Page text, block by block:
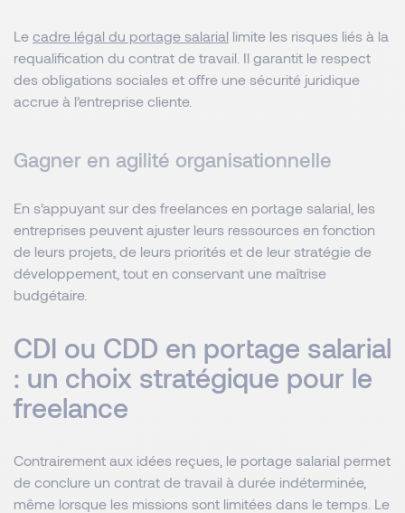
Le cadre légal du portage salarial limite les risques liés à la
requalification du contrat de travail. Il garantit le respect
des obligations sociales et offre une sécurité juridique
accrue à l’entreprise cliente.
Gagner en agilité organisationnelle
En s’appuyant sur des freelances en portage salarial, les
entreprises peuvent ajuster leurs ressources en fonction
de leurs projets, de leurs priorités et de leur stratégie de
développement, tout en conservant une maîtrise
budgétaire.
CDI ou CDD en portage salarial
: un choix stratégique pour le
freelance
Contrairement aux idées reçues, le portage salarial permet
de conclure un contrat de travail à durée indéterminée,
même lorsque les missions sont limitées dans le temps. Le